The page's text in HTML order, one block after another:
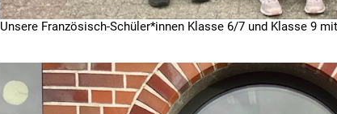
Unsere Französisch-Schüler*innen Klasse 6/7 und Klasse 9